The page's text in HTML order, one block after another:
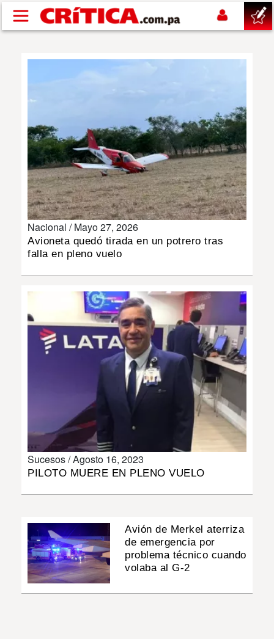
Pasar al contenido principal
POLÍTICA
SHOW
DEPORTES
MULTIMEDIA
Nacional /Mayo 27, 2026
Avioneta quedó tirada en un potrero tras
falla en pleno vuelo
Sucesos /Agosto 16, 2023
PILOTO MUERE EN PLENO VUELO
Avión de Merkel aterriza
de emergencia por
problema técnico cuando
volaba al G-2